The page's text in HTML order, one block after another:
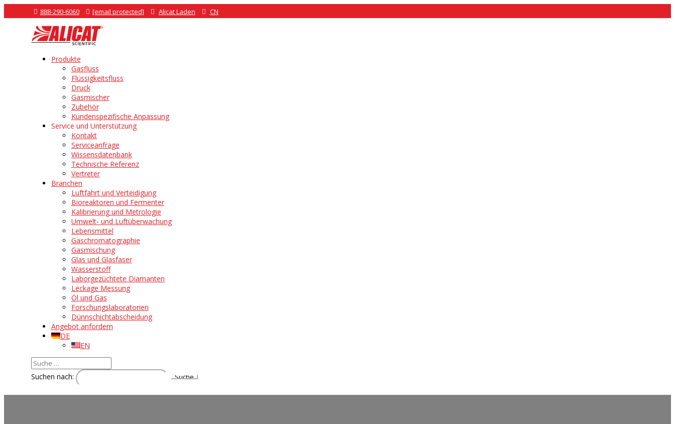
 888-290-6060  [email protected]  Alicat Laden  CN
Produkte
Gasfluss
Flüssigkeitsfluss
Druck
Gasmischer
Zubehör
Kundenspezifische Anpassung
Service und Unterstützung
Kontakt
Serviceanfrage
Wissensdatenbank
Technische Referenz
Vertreter
Branchen
Luftfahrt und Verteidigung
Bioreaktoren und Fermenter
Kalibrierung und Metrologie
Umwelt- und Luftüberwachung
Lebensmittel
Gaschromatographie
Gasmischung
Glas und Glasfaser
Wasserstoff
Laborgezüchtete Diamanten
Leckage Messung
Öl und Gas
Forschungslaboratorien
Dünnschichtabscheidung
Angebot anfordern
DE
EN
Suchen nach: